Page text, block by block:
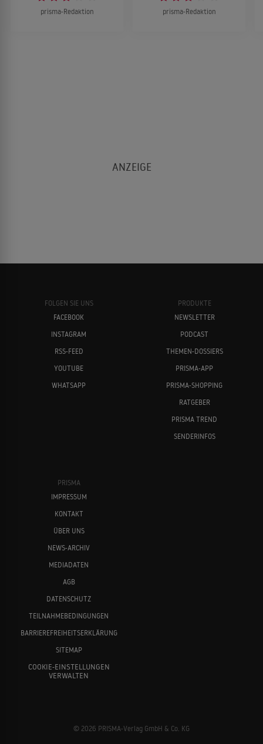
prisma-Redaktion prisma-Redaktion
FOLGEN SIE UNS
FACEBOOK
INSTAGRAM
RSS-FEED
YOUTUBE
WHATSAPP
PRODUKTE
NEWSLETTER
PODCAST
THEMEN-DOSSIERS
PRISMA-APP
PRISMA-SHOPPING
RATGEBER
PRISMA TREND
SENDERINFOS
PRISMA
IMPRESSUM
KONTAKT
ÜBER UNS
NEWS-ARCHIV
MEDIADATEN
AGB
DATENSCHUTZ
TEILNAHMEBEDINGUNGEN
BARRIEREFREIHEITSERKLÄRUNG
SITEMAP
COOKIE-EINSTELLUNGEN
VERWALTEN
© 2026 PRISMA-Verlag GmbH & Co. KG